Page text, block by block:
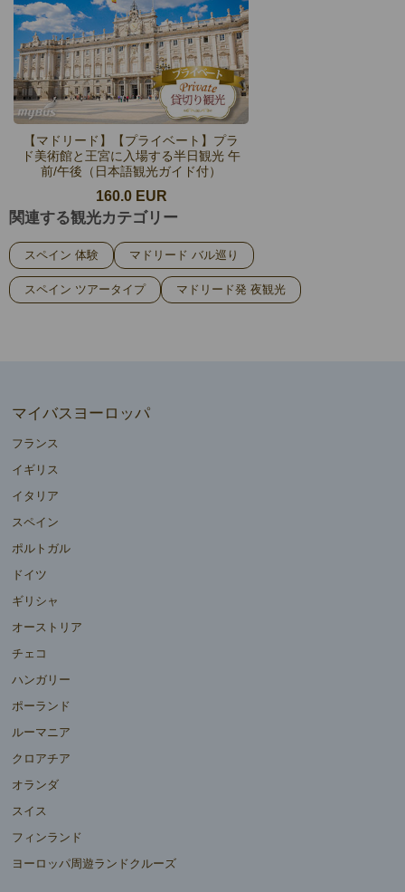
【マドリード】【プライベート】プラ
ド美術館と王宮に入場する半日観光 午
前/午後（日本語観光ガイド付）
160.0 EUR
関連する観光カテゴリー
スペイン 体験 マドリード バル巡り
スペイン ツアータイプ マドリード発 夜観光
マイバスヨーロッパ
フランス
イギリス
イタリア
スペイン
ポルトガル
ドイツ
ギリシャ
オーストリア
チェコ
ハンガリー
ポーランド
ルーマニア
クロアチア
オランダ
スイス
フィンランド
ヨーロッパ周遊ランドクルーズ